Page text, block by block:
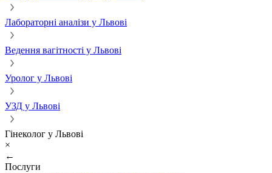
Лабораторні аналізи у Львові
Ведення вагітності у Львові
Уролог у Львові
УЗД у Львові
Гінеколог у Львові
×
←
Послуги